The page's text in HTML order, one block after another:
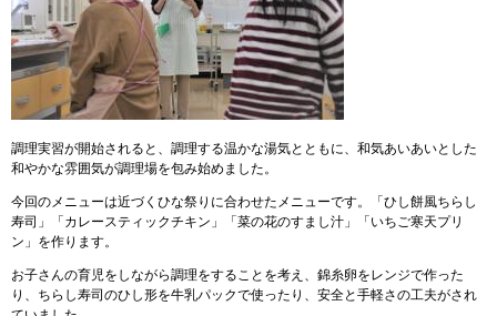
調理実習が開始されると、調理する温かな湯気とともに、和気あいあいとした
和やかな雰囲気が調理場を包み始めました。
今回のメニューは近づくひな祭りに合わせたメニューです。「ひし餅風ちらし
寿司」「カレースティックチキン」「菜の花のすまし汁」「いちご寒天プリ
ン」を作ります。
お子さんの育児をしながら調理をすることを考え、錦糸卵をレンジで作った
り、ちらし寿司のひし形を牛乳パックで使ったり、安全と手軽さの工夫がされ